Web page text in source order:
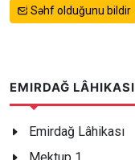
Səhf olduğunu bildir
EMIRDAĞ LÂHIKASI
Emirdağ Lâhikası